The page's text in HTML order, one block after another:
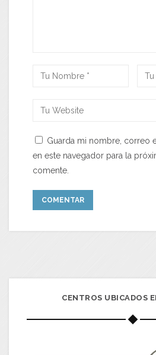
Guarda mi nombre, correo
en este navegador para la
comente.
CENTROS UBICADOS